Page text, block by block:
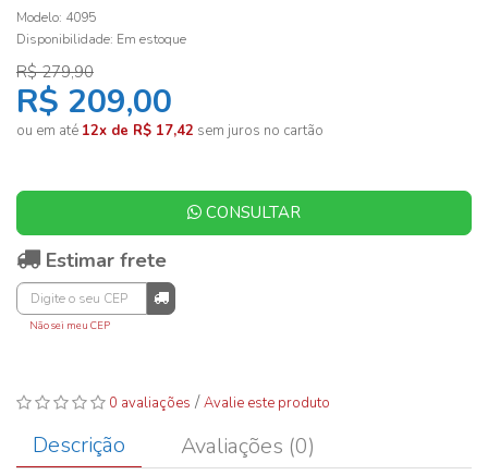
Modelo: 4095
Disponibilidade: Em estoque
R$ 279,90
R$ 209,00
ou em até 12x de R$ 17,42 sem juros no cartão
CONSULTAR
Estimar frete
Não sei meu CEP
0 avaliações /Avalie este produto
Descrição Avaliações (0)